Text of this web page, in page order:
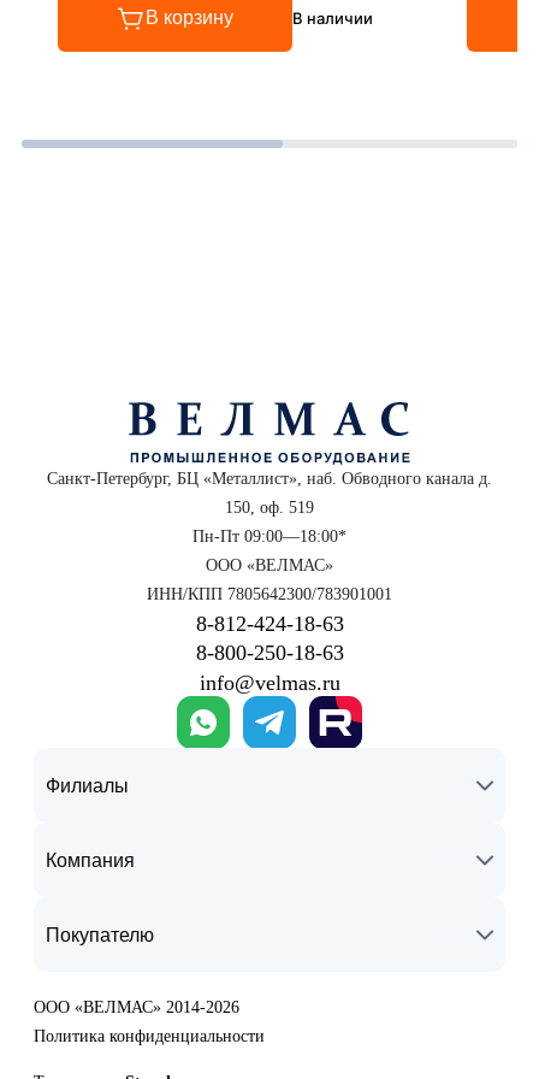
В корзину В наличии
Санкт-Петербург, БЦ «Металлист», наб. Обводного канала д.
150, оф. 519
Пн-Пт 09:00—18:00*
ООО «ВЕЛМАС»
ИНН/КПП 7805642300/783901001
8‑812‑424‑18‑63
8‑800‑250‑18‑63
info@velmas.ru
Филиалы
Компания
Покупателю
ООО «ВЕЛМАС» 2014-2026
Политика конфиденциальности